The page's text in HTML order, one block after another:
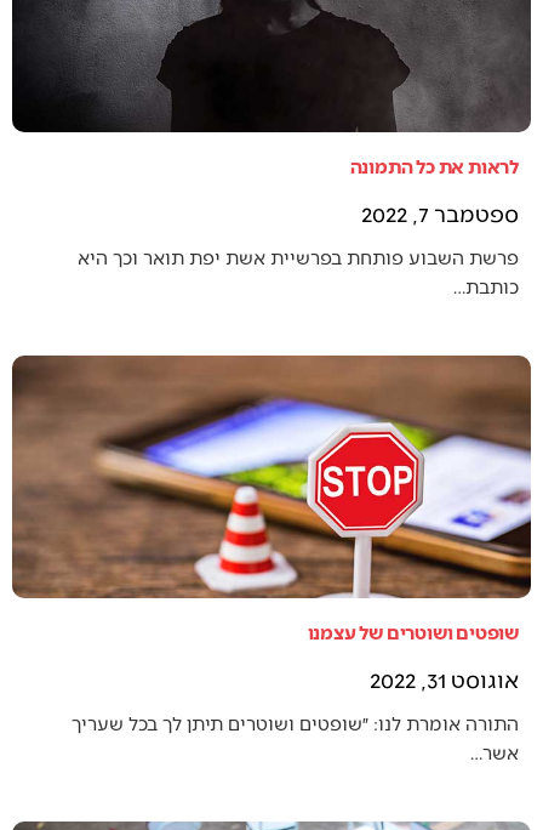
לראות את כל התמונה
ספטמבר 7, 2022
פרשת השבוע פותחת בפרשיית אשת יפת תואר וכך היא
כותבת…
שופטים ושוטרים של עצמנו
אוגוסט 31, 2022
התורה אומרת לנו: ״שופטים ושוטרים תיתן לך בכל שעריך
אשר…